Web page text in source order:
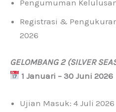
Pengumuman
Registrasi &
2026
GELOMBANG 2 (SILVER
1 Januari – 30 Juni 2026
Ujian Masuk: 4 Juli 2026